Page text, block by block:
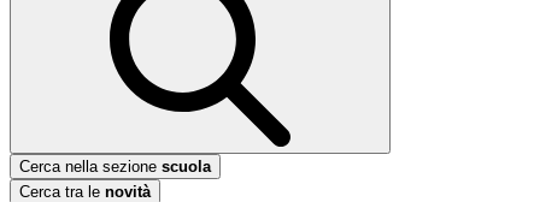
Cerca nella sezione scuola
Cerca tra le novità